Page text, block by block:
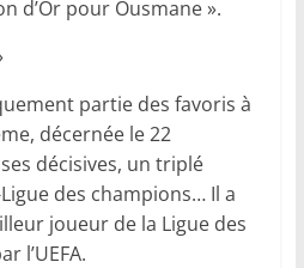
d’Or pour Ousmane ».
partie des favoris à
décernée le 22
décisives, un triplé
des champions… Il a
joueur de la Ligue des
l’UEFA.